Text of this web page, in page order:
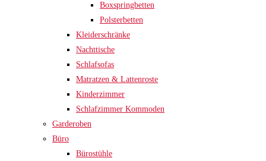
Boxspringbetten
Polsterbetten
Kleiderschränke
Nachttische
Schlafsofas
Matratzen & Lattenroste
Kinderzimmer
Schlafzimmer Kommoden
Garderoben
Büro
Bürostühle